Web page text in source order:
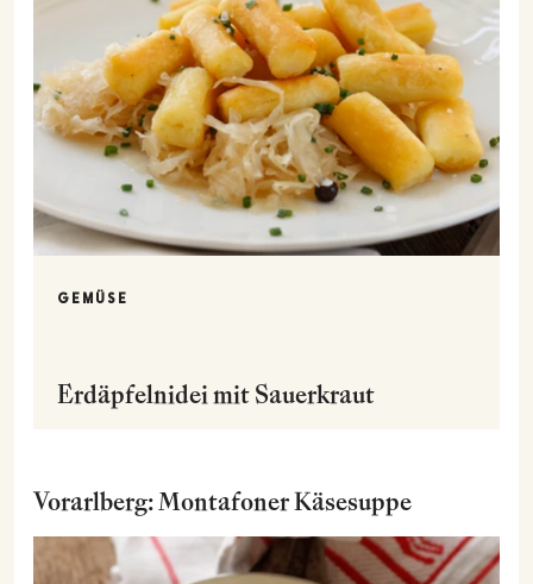
GEMÜSE
Erdäpfelnidei mit Sauerkraut
Vorarlberg: Montafoner Käsesuppe